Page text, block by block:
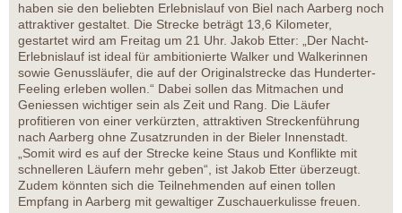
haben sie den beliebten Erlebnislauf von Biel nach Aarberg noch
attraktiver gestaltet. Die Strecke beträgt 13,6 Kilometer,
gestartet wird am Freitag um 21 Uhr. Jakob Etter: „Der Nacht-
Erlebnislauf ist ideal für ambitionierte Walker und Walkerinnen
sowie Genussläufer, die auf der Originalstrecke das Hunderter-
Feeling erleben wollen.“ Dabei sollen das Mitmachen und
Geniessen wichtiger sein als Zeit und Rang. Die Läufer
profitieren von einer verkürzten, attraktiven Streckenführung
nach Aarberg ohne Zusatzrunden in der Bieler Innenstadt.
„Somit wird es auf der Strecke keine Staus und Konflikte mit
schnelleren Läufern mehr geben“, ist Jakob Etter überzeugt.
Zudem könnten sich die Teilnehmenden auf einen tollen
Empfang in Aarberg mit gewaltiger Zuschauerkulisse freuen.